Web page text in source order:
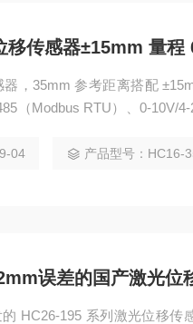
移传感器±15mm 量程
，35mm 参考距离搭配
（Modbus RTU）、0-10V/
器±15mm 量程 6μm
04 产品型号：HC16-
误差的国产激光位
HC26-195 系列激光位移传